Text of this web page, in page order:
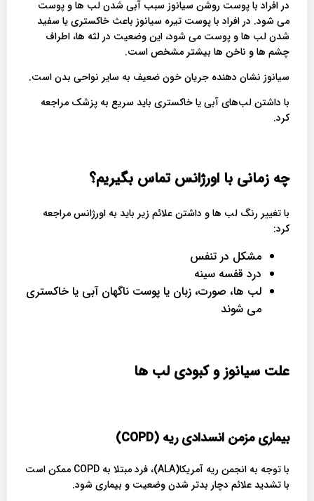
در افراد با پوست روشن سیانوز سبب آبی شدن لب ها و پوست
می شود. در افراد با پوست تیره سیانوز باعث خاکستری یا سفید
شدن لب ها و پوست می شود، این وضعیت در لثه ها، اطراف
چشم ها و ناخن ها بیشتر مشخص است.
سیانوز نشان دهنده جریان خون ضعیف به سایر نواحی بدن است.
با داشتن لب‌های آبی یا خاکستری باید سریع به پزشک مراجعه
کرد.
چه زمانی با اورژانس تماس بگیریم؟
با تغییر رنگ لب ها و داشتن علائم زیر باید به اورژانس مراجعه
کرد:
مشکل در تنفس
درد قفسه سینه
لب ها، صورت، زبان یا پوست ناگهان آبی یا خاکستری
می شوند
علت سیانوز و کبودی لب ها
بیماری مزمن انسدادی ریه (COPD)
با توجه به انجمن ریه آمریکا(ALA)، فرد مبتلا به COPD ممکن است
با تشدید علائم دچار بدتر شدن وضعیت و بیماری شود.